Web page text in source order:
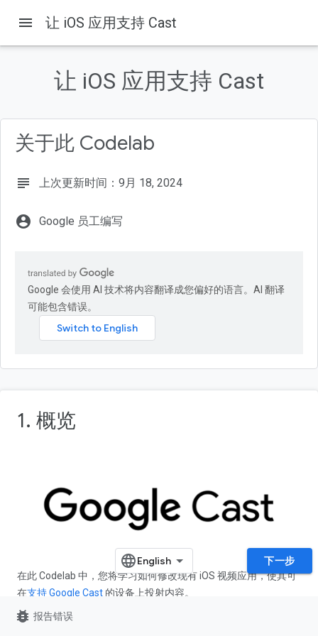
本页内容
什么是 Google Cast？
所需条件
menu 让 iOS 应用支持 Cast
让 iOS 应用支持 Cast
关于此 Codelab
subject 上次更新时间：9月 18, 2024
account_circle Google 员工编写
Google 会使用 AI 技术将内容翻译成您偏好的语言。AI 翻译
可能包含错误。
1. 概览
在此 Codelab 中，您将学习如何修改现有 iOS 视频应用，使其可
在支持 Google Cast 的设备上投射内容。
什么是 Google Cast？
下一步
bug_report 报告错误